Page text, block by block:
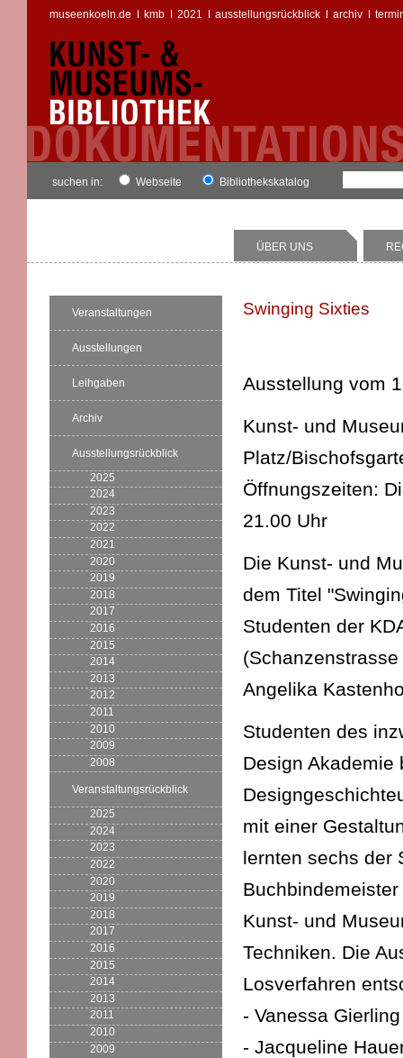
museenkoeln.de kmb 2021 ausstellungsrückblick archiv
suchen in: Webseite Bibliothekskatalog
ÜBER UNS
Veranstaltungen
Ausstellungen
Leihgaben
Archiv
Ausstellungsrückblick
2025
2024
2023
2022
2021
2020
2019
2018
2017
2016
2015
2014
2013
2012
2011
2010
2009
2008
Veranstaltungsrückblick
2025
2024
2023
2022
2020
2019
2018
2017
2016
2015
2014
2013
2011
2010
2009
Swinging Sixties
Ausstellung vom
Kunst- und
Platz/
Öffnungszeiten:
21.00 Uhr
Die Kunst- und
dem Titel
Studenten der
Angelika
Studenten des
Design Akademie
mit einer
lernten sechs der
Kunst- und
Techniken. Die
Losverfahren
- Vanessa Gierling
- Jacqueline